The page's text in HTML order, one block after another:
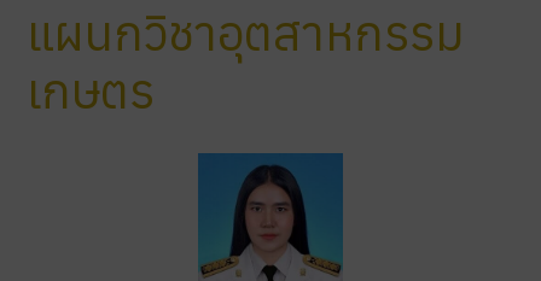
แผนกวิชาอุตสาหกรรม
เกษตร